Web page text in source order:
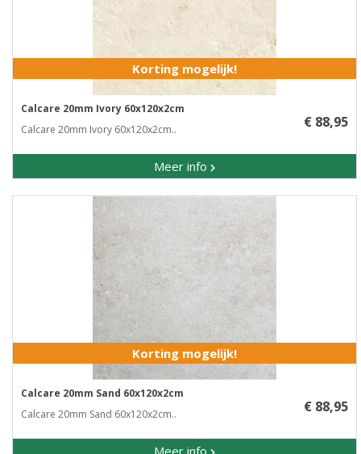
Korting mogelijk!
Calcare 20mm Ivory 60x120x2cm
Calcare 20mm Ivory 60x120x2cm..
Meer info
€ 88,95
Korting mogelijk!
Calcare 20mm Sand 60x120x2cm
Calcare 20mm Sand 60x120x2cm..
€ 88,95